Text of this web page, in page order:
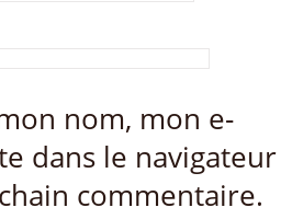
nom, mon e-
dans le navigateur
commentaire.